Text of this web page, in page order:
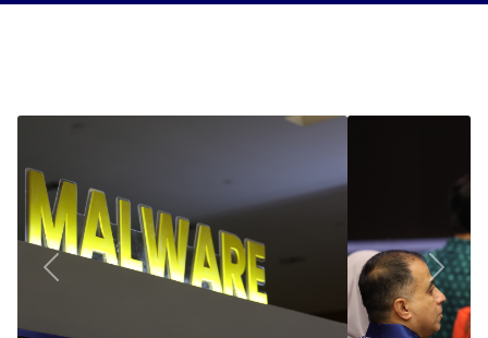
Previous Next